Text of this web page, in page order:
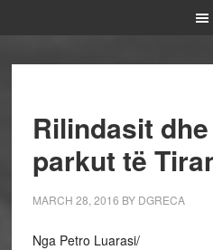
Rilindasit
parkut të
MARCH 28, 2016 BY DGRECA
Nga Petro Luarasi/